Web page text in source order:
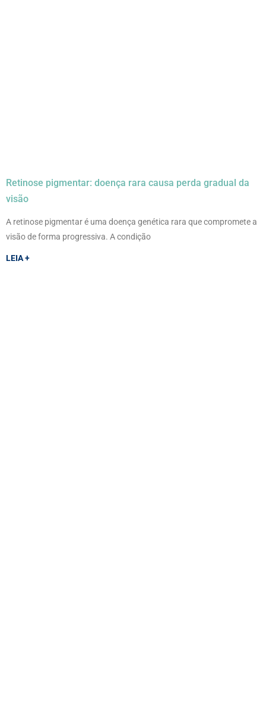
Retinose pigmentar: doença rara causa perda gradual da
visão
A retinose pigmentar é uma doença genética rara que compromete a
visão de forma progressiva. A condição
LEIA +